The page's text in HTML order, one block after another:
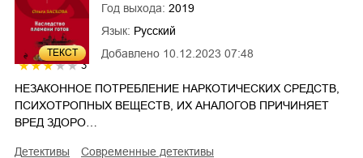
ТЕКСТ
3
Добавлено 10.12.2023 07:48
Год выхода: 2019
Язык: Русский
НЕЗАКОННОЕ ПОТРЕБЛЕНИЕ НАРКОТИЧЕСКИХ СРЕДСТВ,
ПСИХОТРОПНЫХ ВЕЩЕСТВ, ИХ АНАЛОГОВ ПРИЧИНЯЕТ
ВРЕД ЗДОРО…
детективы
современные детективы